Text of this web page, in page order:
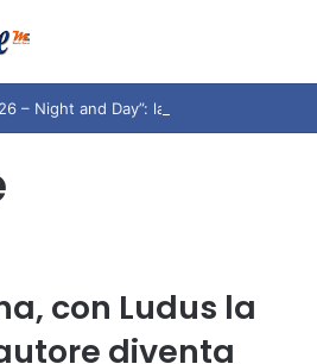
con Ludus la
diventa